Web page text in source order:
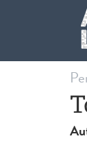
Aller au contenu